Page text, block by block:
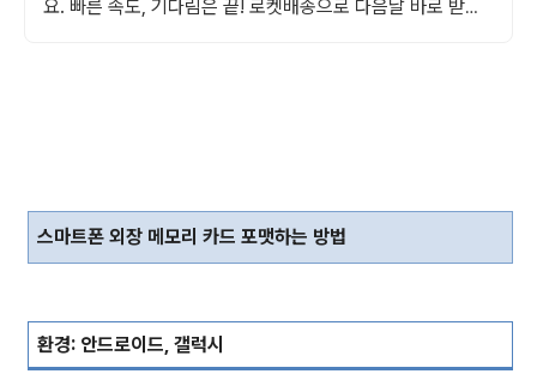
요. 빠른 속도, 기다림은 끝! 로켓배송으로 다음날 바로 받아
스마트폰 외장 메모리 카드 포맷하는 방법
환경: 안드로이드 갤럭시